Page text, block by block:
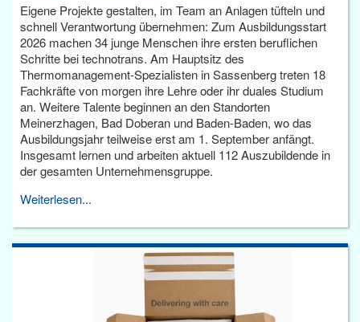
Eigene Projekte gestalten, im Team an Anlagen tüfteln und
schnell Verantwortung übernehmen: Zum Ausbildungsstart
2026 machen 34 junge Menschen ihre ersten beruflichen
Schritte bei technotrans. Am Hauptsitz des
Thermomanagement-Spezialisten in Sassenberg treten 18
Fachkräfte von morgen ihre Lehre oder ihr duales Studium
an. Weitere Talente beginnen an den Standorten
Meinerzhagen, Bad Doberan und Baden-Baden, wo das
Ausbildungsjahr teilweise erst am 1. September anfängt.
Insgesamt lernen und arbeiten aktuell 112 Auszubildende in
der gesamten Unternehmensgruppe.
Weiterlesen...